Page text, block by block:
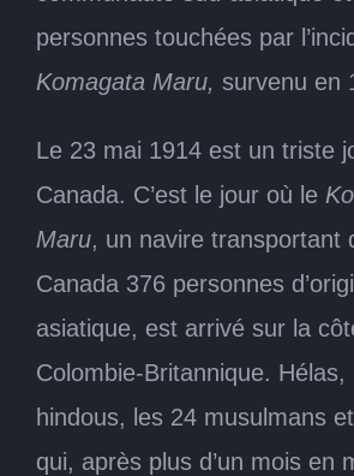
personnes touchées par
Komagata Maru, survenu en
Le 23 mai 1914 est un triste
Canada. C’est le jour où le
Maru, un navire transportant
Canada 376 personnes
asiatique, est arrivé sur la
Colombie-Britannique. Hélas,
hindous, les 24 musulmans
qui, après plus d’un mois en